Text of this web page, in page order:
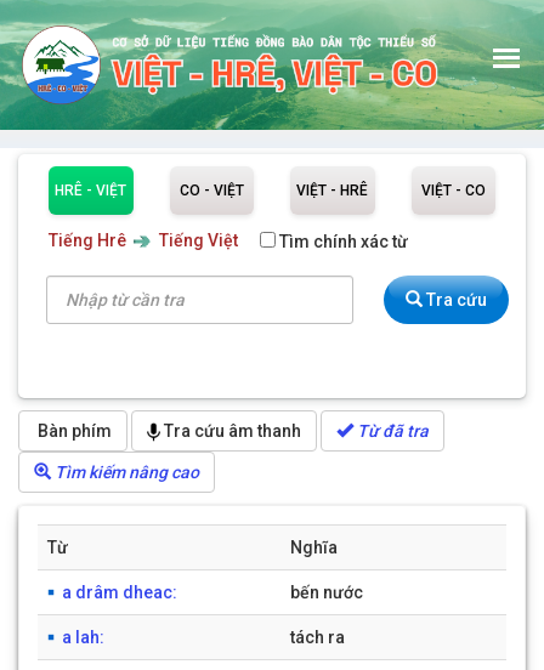
GIỚI THIỆU
TRA CÂU TIẾNG HRÊ
TRA CÂU TIẾNG CO
HƯỚNG DẪN
BỘ GÕ
HRÊ - VIỆT CO - VIỆT VIỆT - HRÊ VIỆT - CO
Tiếng Hrê Tiếng Việt Tìm chính xác từ
Tra cứu
Bàn phím Tra cứu âm thanh Từ đã tra
Tìm kiếm nâng cao
Từ Nghĩa
a drâm dheac: bến nước
a lah: tách ra